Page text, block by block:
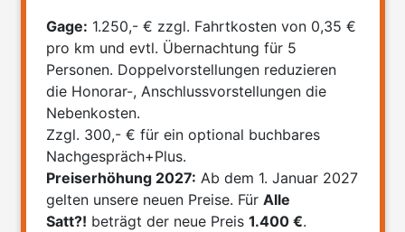
Gage: 1.250,- € zzgl. Fahrtkosten von 0,35 €
pro km und evtl. Übernachtung für 5
Personen. Doppelvorstellungen reduzieren
die Honorar-, Anschlussvorstellungen die
Nebenkosten.
Zzgl. 300,- € für ein optional buchbares
Nachgespräch+Plus.
Preiserhöhung 2027: Ab dem 1. Januar 2027
gelten unsere neuen Preise. FürAlle
Satt?! beträgt der neue Preis1.400 €.